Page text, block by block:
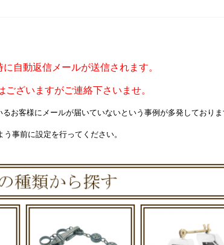
自動返信メールが送信されます。
ざいますがご連絡下さいませ。
お客様にメールが届いていないという事例が多発しておりま
事前に設定を行ってください。